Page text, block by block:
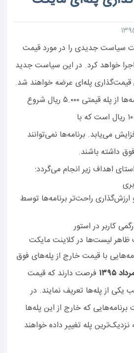
سیاست جدیدی را در مورد قیمت
خواهد کرد. در این سیاست جدید
قیمت‌گذاری پله‌ای عرضه خواهند شد.
در این روش قیمت برنامه‌ها از پله قیمتی ۵.۰۰۰ ریال شروع
می‌شود و پله بعدی ۱۰.۰۰۰ ریال است که با
ریال افزایش می‌یابد. برنامه‌ها نمی‌توانند
داشته باشند.
اهداف زیر انجام می‌گردد:
ارزش‌گذاری راحت‌تر برنامه‌ها توسط
کاربر در استور
ظاهر لیست‌ها در کلاینت مایکت
با قیمت خارج از پله‌های فوق
۱۳۹۵ فرصت دارند که قیمت
یکی از پله‌ها تعریف نمایند. در
۱۳۹۵ قیمت برنامه‌هایی که خارج از این پله‌ها
نزدیک‌ترین پله تغییر داده خواهند